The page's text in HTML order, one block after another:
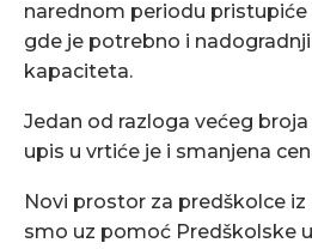
narednom periodu pristupiće
gde je potrebno i
kapaciteta.
Jedan od razloga većeg
upis u vrtiće je i smanjena
Novi prostor za predškolce
smo uz pomoć Predškolske